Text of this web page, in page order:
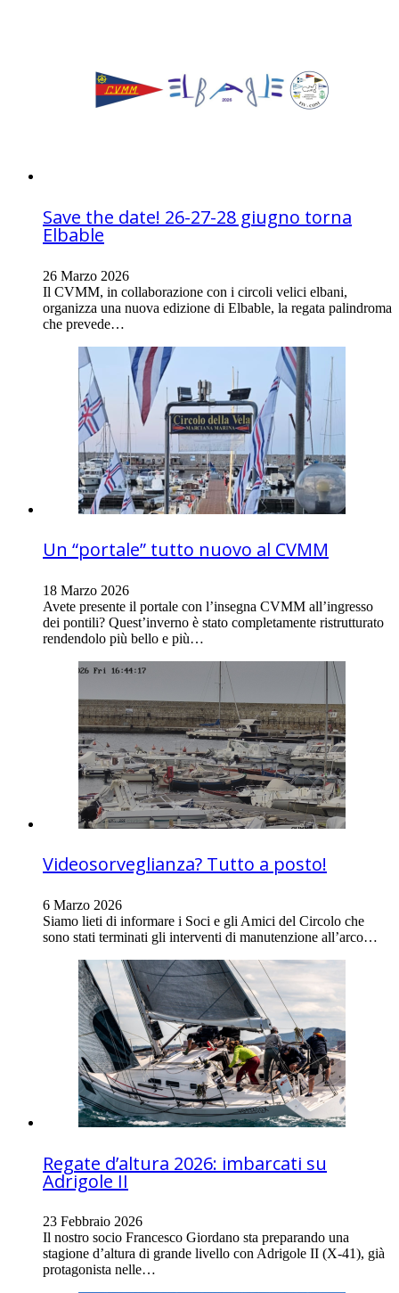
Save the date! 26-27-28 giugno torna
Elbable
26 Marzo 2026
Il CVMM, in collaborazione con i circoli velici elbani,
organizza una nuova edizione di Elbable, la regata palindroma
che prevede…
Un “portale” tutto nuovo al CVMM
18 Marzo 2026
Avete presente il portale con l’insegna CVMM all’ingresso
dei pontili? Quest’inverno è stato completamente ristrutturato
rendendolo più bello e più…
Videosorveglianza? Tutto a posto!
6 Marzo 2026
Siamo lieti di informare i Soci e gli Amici del Circolo che
sono stati terminati gli interventi di manutenzione all’arco…
Regate d’altura 2026: imbarcati su
Adrigole II
23 Febbraio 2026
Il nostro socio Francesco Giordano sta preparando una
stagione d’altura di grande livello con Adrigole II (X-41), già
protagonista nelle…